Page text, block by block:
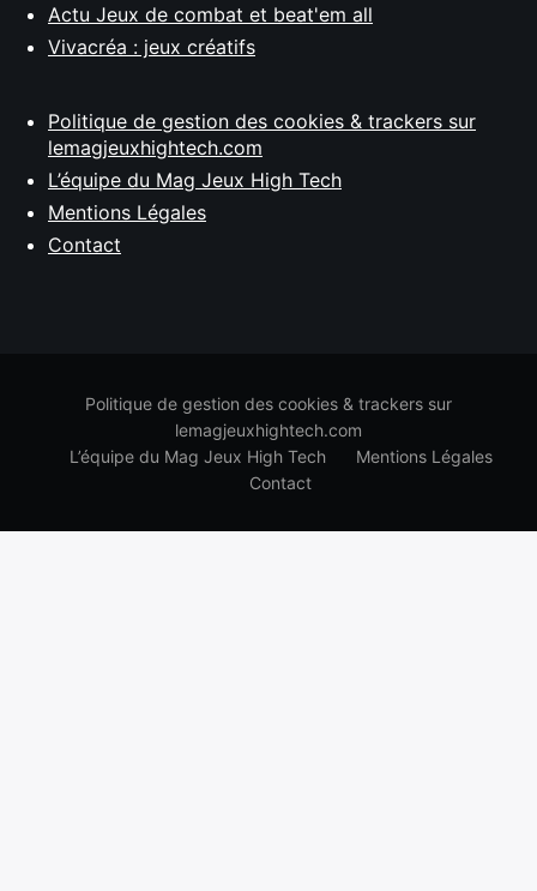
Actu Jeux de combat et beat'em all
Vivacréa : jeux créatifs
Politique de gestion des cookies & trackers sur
lemagjeuxhightech.com
L’équipe du Mag Jeux High Tech
Mentions Légales
Contact
Politique de gestion des cookies & trackers sur
lemagjeuxhightech.com
L’équipe du Mag Jeux High Tech
Mentions Légales
Contact